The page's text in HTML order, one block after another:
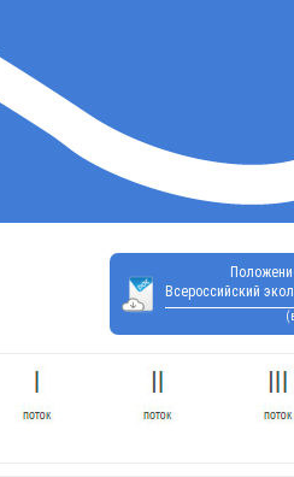
Всероссийский